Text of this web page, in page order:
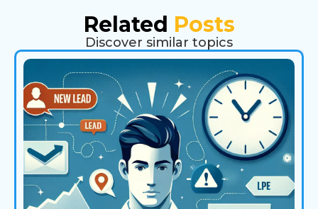
Related Posts
Discover similar topics